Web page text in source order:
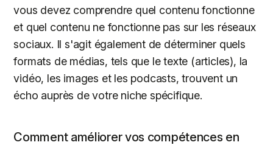
vous devez comprendre quel contenu fonctionne
et quel contenu ne fonctionne pas sur les réseaux
sociaux. Il s'agit également de déterminer quels
formats de médias, tels que le texte (articles), la
vidéo, les images et les podcasts, trouvent un
écho auprès de votre niche spécifique.
Comment améliorer vos compétences en